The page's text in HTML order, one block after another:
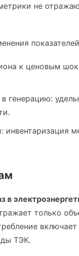
не
к ценовым
генерацию:
инвентаризация
в
только
ТЭК.